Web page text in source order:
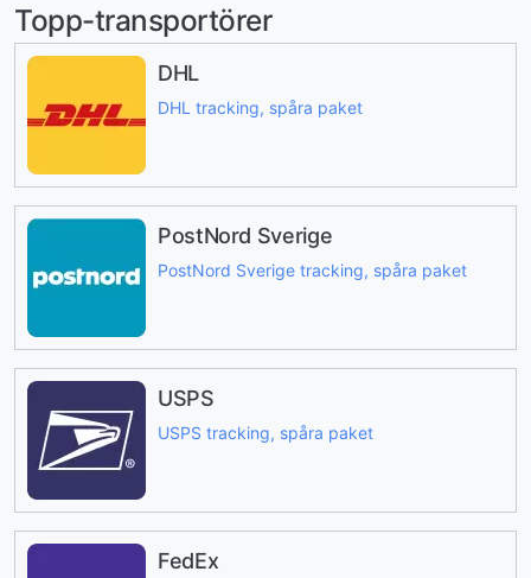
Topp-transportörer
DHL
DHL tracking, spåra paket
PostNord Sverige
PostNord Sverige tracking, spåra paket
USPS
USPS tracking, spåra paket
FedEx